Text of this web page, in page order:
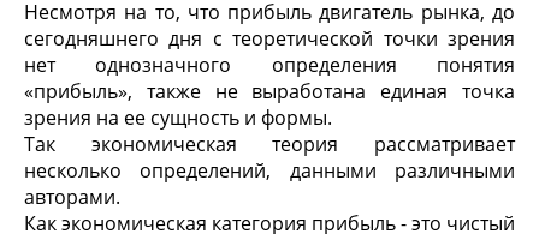
Несмотря на то, что прибыль двигатель рынка, до
сегодняшнего дня с теоретической точки зрения
нет однозначного определения понятия
«прибыль», также не выработана единая точка
зрения на ее сущность и формы.
Так экономическая теория рассматривает
несколько определений, данными различными
авторами.
Как экономическая категория прибыль - это чистый